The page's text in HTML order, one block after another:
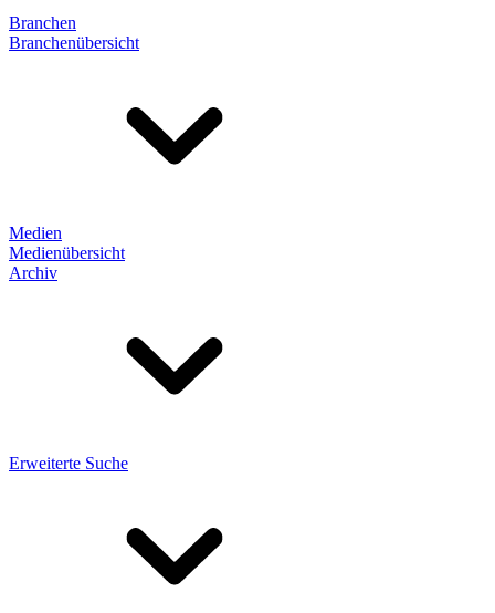
Branchen
Branchenübersicht
Medien
Medienübersicht
Archiv
Erweiterte Suche